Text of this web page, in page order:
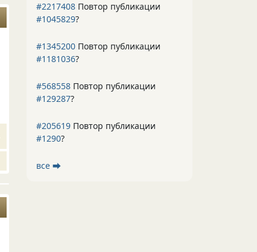
#2217408 Повтор публикации
#1045829?
#1345200 Повтор публикации
#1181036?
#568558 Повтор публикации
#129287?
#205619 Повтор публикации
#1290?
все ⮕